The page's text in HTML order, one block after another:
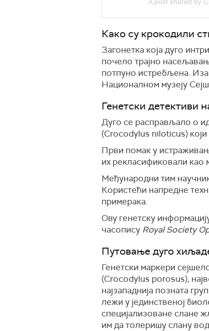
Како су крокодили
Загонетка која дуго
почело трајно
потпуно истребљена.
Националном музеју
Генетски детективи
Дуго се расправљало о
(Crocodylus niloticus)
Први помак у
их рекласификовали као
Међународни тим
Користећи напредне
примерака.
Ову генетску
часопису Royal Society
Путовање дуго
Генетски маркери
(Crocodylus porosus),
најзападнија позната
лежи у јединственој
специјализоване слане
им да толеришу слану